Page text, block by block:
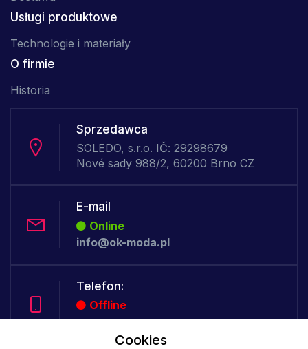
Usługi produktowe
Technologie i materiały
O firmie
Historia
Sprzedawca
SOLEDO, s.r.o. IČ: 29298679
Nové sady 988/2, 60200 Brno CZ
E-mail
Online
info@ok-moda.pl
Telefon:
Offline
Cookies